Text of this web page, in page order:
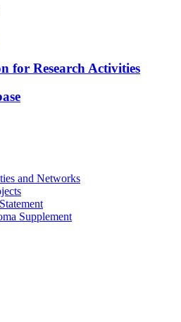
for Research Activities
and Networks
Supplement